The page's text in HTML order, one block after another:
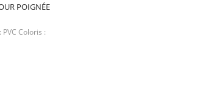
POIGNÉE
Coloris :